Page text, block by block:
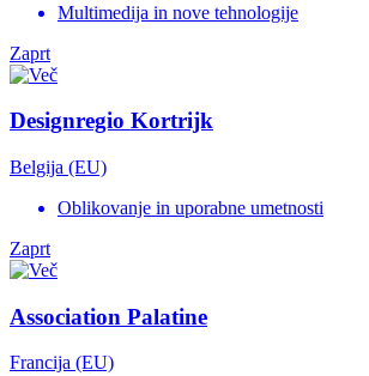
Multimedija in nove tehnologije
Zaprt
Designregio Kortrijk
Belgija (EU)
Oblikovanje in uporabne umetnosti
Zaprt
Association Palatine
Francija (EU)